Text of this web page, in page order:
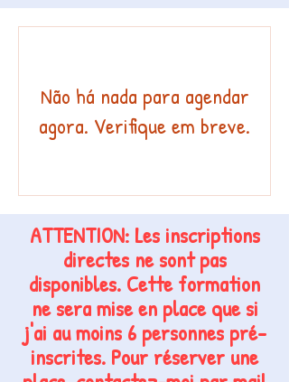
Não há nada para agendar
agora. Verifique em breve.
ATTENTION: Les inscriptions
directes ne sont pas
disponibles. Cette formation
ne sera mise en place que si
j'ai au moins 6 personnes pré-
inscrites. Pour réserver une